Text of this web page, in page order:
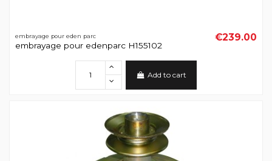
embrayage pour eden parc
embrayage pour edenparc H155102
€239.00
Add to cart